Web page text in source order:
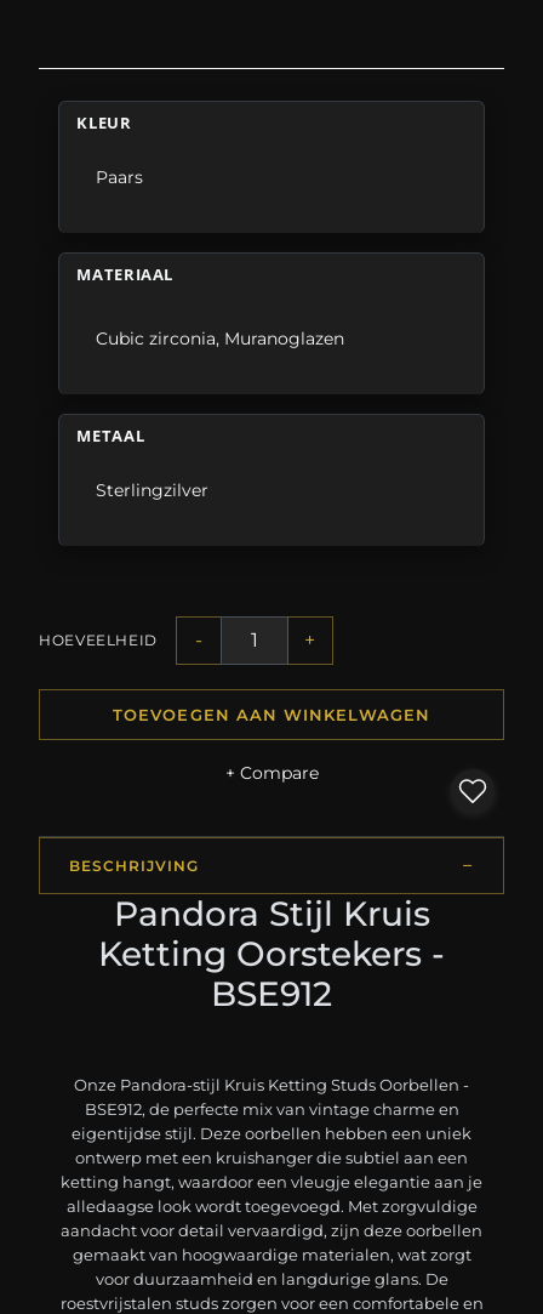
KLEUR
Paars
MATERIAAL
Cubic zirconia, Muranoglazen
METAAL
Sterlingzilver
HOEVEELHEID - +
TOEVOEGEN AAN WINKELWAGEN
+ Compare
BESCHRIJVING
Pandora Stijl Kruis
Ketting Oorstekers -
BSE912
Onze Pandora-stijl Kruis Ketting Studs Oorbellen -
BSE912, de perfecte mix van vintage charme en
eigentijdse stijl. Deze oorbellen hebben een uniek
ontwerp met een kruishanger die subtiel aan een
ketting hangt, waardoor een vleugje elegantie aan je
alledaagse look wordt toegevoegd. Met zorgvuldige
aandacht voor detail vervaardigd, zijn deze oorbellen
gemaakt van hoogwaardige materialen, wat zorgt
voor duurzaamheid en langdurige glans. De
roestvrijstalen studs zorgen voor een comfortabele en